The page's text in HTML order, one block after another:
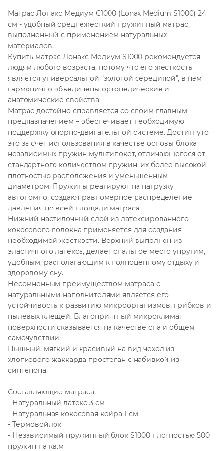
Матрас Лонакс Медиум С1000 (Lonax Medium S1000) 24
см - удобный среднежесткий пружинный матрас,
выполненный с применением натуральных
материалов.
Купить матрас Лонакс Медиум S1000 рекомендуется
людям любого возраста, потому что его жесткость
является универсальной "золотой серединой", в нем
гармонично объединены ортопедические и
анатомические свойства.
Матрас достойно справляется со своим главным
предназначением – обеспечивает необходимую
поддержку опорно-двигательной системе. Достигнуто
это за счет использования в качестве основы блока
независимых пружин мультипокет, отличающегося от
стандартного количеством пружин, их более высокой
плотностью расположения и уменьшенным
диаметром. Пружины реагируют на нагрузку
автономно, создают равномерное распределение
давления по всей площади матраса.
Нижний настилочный слой из латексированного
кокосового волокна применяется для создания
необходимой жесткости. Верхний выполнен из
эластичного латекса, делает спальное место упругим,
удобным, располагающим к полноценному отдыху и
здоровому сну.
Несомненным преимуществом матраса с
натуральными наполнителями является его
устойчивость к развитию микроорганизмов, грибков и
пылевых клещей. Благоприятный микроклимат
поверхности сказывается на качестве сна и общем
самочувствии.
Пышный, мягкий и красивый на вид чехол из
хлопкового жаккарда простеган с набивкой из
синтепона.
Составляющие матраса:
- Натуральный латекс 3 см
- Натуральная кокосовая койра 1 см
- Термовойлок
- Независимый пружинный блок S1000 плотностью 500
пружин на кв.м